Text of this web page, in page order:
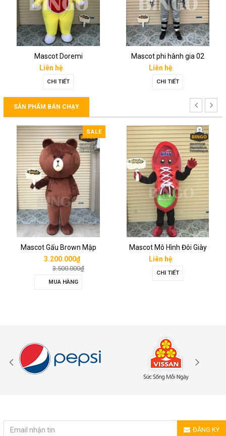
Mascot Doremi
Liên hệ
CHI TIẾT
Mascot phi hành gia 02
Liên hệ
CHI TIẾT
SẢN PHẨM BÁN CHẠY
SALE
Mascot Gấu Brown Mập
3.200.000₫
3.500.000₫
MUA HÀNG
Mascot Mô Hình Đôi Giày
Liên hệ
CHI TIẾT
ĐĂNG KÝ